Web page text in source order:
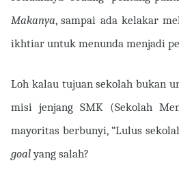
Makanya, sampai ada kelakar
ikhtiar untuk menunda menjadi
Loh kalau tujuan sekolah bukan
misi jenjang SMK (Sekolah
mayoritas berbunyi, “Lulus
goalyang salah?